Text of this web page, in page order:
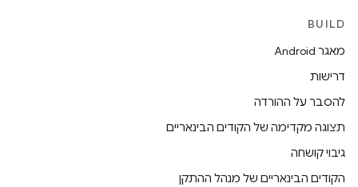
BUILD
מאגר Android
דרישות
להסבר על ההורדה
תצוגה מקדימה של הקודים הבינאריים
גיבוי קושחה
הקודים הבינאריים של מנהל ההתקן